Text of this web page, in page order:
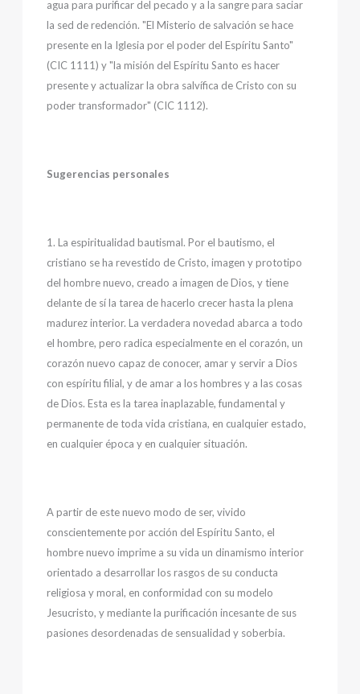
agua para purificar del pecado y a la sangre para saciar
la sed de redención. "El Misterio de salvación se hace
presente en la Iglesia por el poder del Espíritu Santo"
(CIC 1111) y "la misión del Espíritu Santo es hacer
presente y actualizar la obra salvífica de Cristo con su
poder transformador" (CIC 1112).
Sugerencias personales
1. La espiritualidad bautismal. Por el bautismo, el
cristiano se ha revestido de Cristo, imagen y prototipo
del hombre nuevo, creado a imagen de Dios, y tiene
delante de sí la tarea de hacerlo crecer hasta la plena
madurez interior. La verdadera novedad abarca a todo
el hombre, pero radica especialmente en el corazón, un
corazón nuevo capaz de conocer, amar y servir a Dios
con espíritu filial, y de amar a los hombres y a las cosas
de Dios. Esta es la tarea inaplazable, fundamental y
permanente de toda vida cristiana, en cualquier estado,
en cualquier época y en cualquier situación.
A partir de este nuevo modo de ser, vivido
conscientemente por acción del Espíritu Santo, el
hombre nuevo imprime a su vida un dinamismo interior
orientado a desarrollar los rasgos de su conducta
religiosa y moral, en conformidad con su modelo
Jesucristo, y mediante la purificación incesante de sus
pasiones desordenadas de sensualidad y soberbia.